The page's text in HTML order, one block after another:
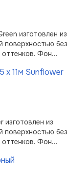
изготовлен из
поверхностью без
Фон
вертикальное
x 11м Sunflower
изготовлен из
поверхностью без
Фон